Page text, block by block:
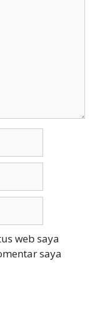
web saya
saya